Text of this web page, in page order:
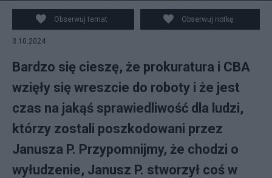
Zatrzymanie byłego posła Janusza P. Fot. PAP/Wojtek
Obserwuj temat Obserwuj notkę
3.10.2024
Bardzo się cieszę, że prokuratura i CBA
wzięły się wreszcie do roboty i że jest
czas na jakąś sprawiedliwość dla ludzi,
którzy zostali poszkodowani przez
Janusza P. Przypomnijmy, że chodzi o
wyłudzenie, Janusz P. stworzył coś w